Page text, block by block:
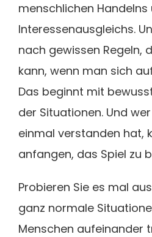
menschlichen Handelns
Interessenausgleichs.
nach gewissen Regeln,
kann, wenn man sich
Das beginnt mit
der Situationen. Und
einmal verstanden hat,
anfangen, das Spiel zu
Probieren Sie es mal
ganz normale
Menschen aufeinander